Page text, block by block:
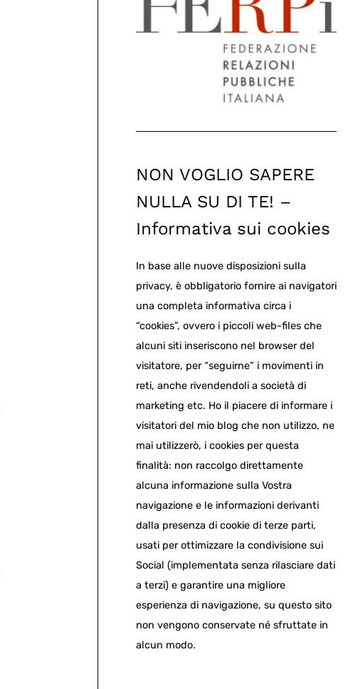
NON VOGLIO SAPERE
NULLA SU DI TE! –
Informativa sui cookies
In base alle nuove disposizioni sulla
privacy, è obbligatorio fornire ai navigatori
una completa informativa circa i
“cookies”, ovvero i piccoli web-files che
alcuni siti inseriscono nel browser del
visitatore, per “seguirne” i movimenti in
reti, anche rivendendoli a società di
marketing etc. Ho il piacere di informare i
visitatori del mio blog che non utilizzo, ne
mai utilizzerò, i cookies per questa
finalità: non raccolgo direttamente
alcuna informazione sulla Vostra
navigazione e le informazioni derivanti
dalla presenza di cookie di terze parti,
usati per ottimizzare la condivisione sui
Social (implementata senza rilasciare dati
a terzi) e garantire una migliore
esperienza di navigazione, su questo sito
non vengono conservate né sfruttate in
alcun modo.